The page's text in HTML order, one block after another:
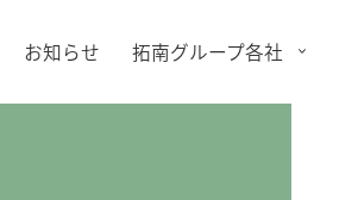
お知らせ 拓南グループ各社